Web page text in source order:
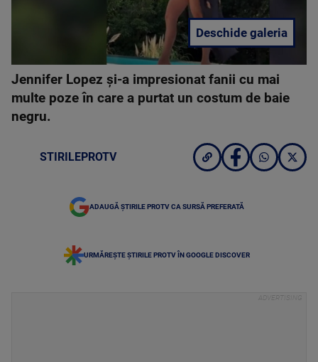
Deschide galeria
Jennifer Lopez și-a impresionat fanii cu mai
multe poze în care a purtat un costum de baie
negru.
STIRILEPROTV
ADAUGĂ ȘTIRILE PROTV CA SURSĂ PREFERATĂ
URMĂREȘTE ȘTIRILE PROTV ÎN GOOGLE DISCOVER